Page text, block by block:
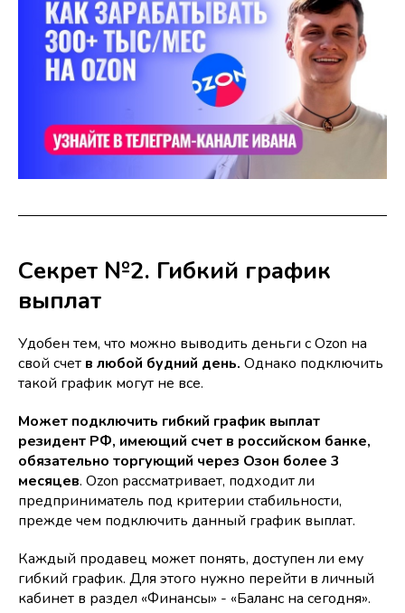
Секрет №2. Гибкий график
выплат
Удобен тем, что можно выводить деньги с Ozon на
свой счет в любой будний день. Однако подключить
такой график могут не все.
Может подключить гибкий график выплат
резидент РФ, имеющий счет в российском банке,
обязательно торгующий через Озон более 3
месяцев. Ozon рассматривает, подходит ли
предприниматель под критерии стабильности,
прежде чем подключить данный график выплат.
Каждый продавец может понять, доступен ли ему
гибкий график. Для этого нужно перейти в личный
кабинет в раздел «Финансы» - «Баланс на сегодня».